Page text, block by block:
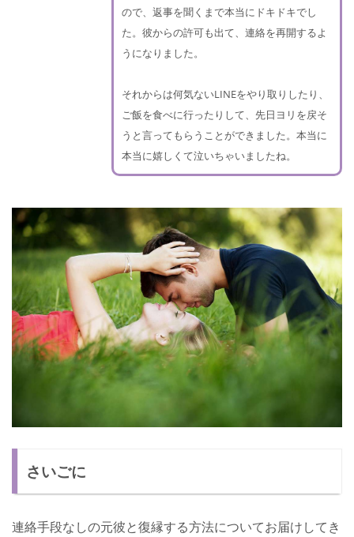
ので、返事を聞くまで本当にドキドキでし
た。彼からの許可も出て、連絡を再開するよ
うになりました。
それからは何気ないLINEをやり取りしたり、
ご飯を食べに行ったりして、先日ヨリを戻そ
うと言ってもらうことができました。本当に
本当に嬉しくて泣いちゃいましたね。
さいごに
連絡手段なしの元彼と復縁する方法についてお届けしてき